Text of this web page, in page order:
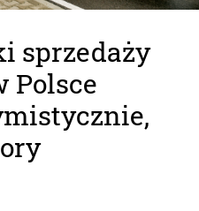
sprzedaży
Polsce